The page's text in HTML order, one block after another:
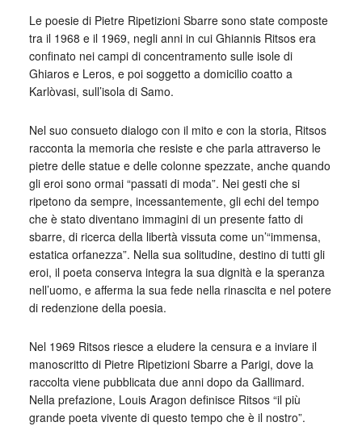
Le poesie di Pietre Ripetizioni Sbarre sono state composte
tra il 1968 e il 1969, negli anni in cui Ghiannis Ritsos era
confinato nei campi di concentramento sulle isole di
Ghiaros e Leros, e poi soggetto a domicilio coatto a
Karlòvasi, sull’isola di Samo.
Nel suo consueto dialogo con il mito e con la storia, Ritsos
racconta la memoria che resiste e che parla attraverso le
pietre delle statue e delle colonne spezzate, anche quando
gli eroi sono ormai “passati di moda”. Nei gesti che si
ripetono da sempre, incessantemente, gli echi del tempo
che è stato diventano immagini di un presente fatto di
sbarre, di ricerca della libertà vissuta come un’“immensa,
estatica orfanezza”. Nella sua solitudine, destino di tutti gli
eroi, il poeta conserva integra la sua dignità e la speranza
nell’uomo, e afferma la sua fede nella rinascita e nel potere
di redenzione della poesia.
Nel 1969 Ritsos riesce a eludere la censura e a inviare il
manoscritto di Pietre Ripetizioni Sbarre a Parigi, dove la
raccolta viene pubblicata due anni dopo da Gallimard.
Nella prefazione, Louis Aragon definisce Ritsos “il più
grande poeta vivente di questo tempo che è il nostro”.